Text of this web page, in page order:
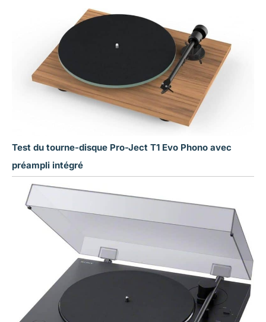
Test du tourne-disque Pro-Ject T1 Evo Phono avec
préampli intégré